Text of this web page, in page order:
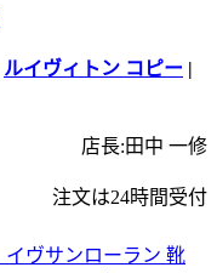
ルイヴィトン コピー |
店長:田中 一修
注文は24時間受付
イヴサンローラン 靴